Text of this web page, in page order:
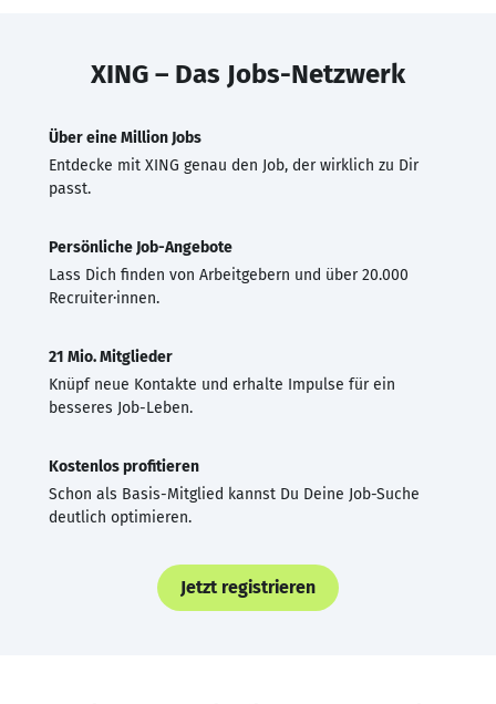
XING – Das Jobs-Netzwerk
Über eine Million Jobs
Entdecke mit XING genau den Job, der wirklich zu Dir
passt.
Persönliche Job-Angebote
Lass Dich finden von Arbeitgebern und über 20.000
Recruiter·innen.
21 Mio. Mitglieder
Knüpf neue Kontakte und erhalte Impulse für ein
besseres Job-Leben.
Kostenlos profitieren
Schon als Basis-Mitglied kannst Du Deine Job-Suche
deutlich optimieren.
Jetzt registrieren